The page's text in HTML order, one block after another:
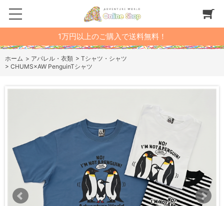
1万円以上のご購入で送料無料！
ホーム > アパレル・衣類 > Tシャツ・シャツ
> CHUMS×AW PenguinTシャツ